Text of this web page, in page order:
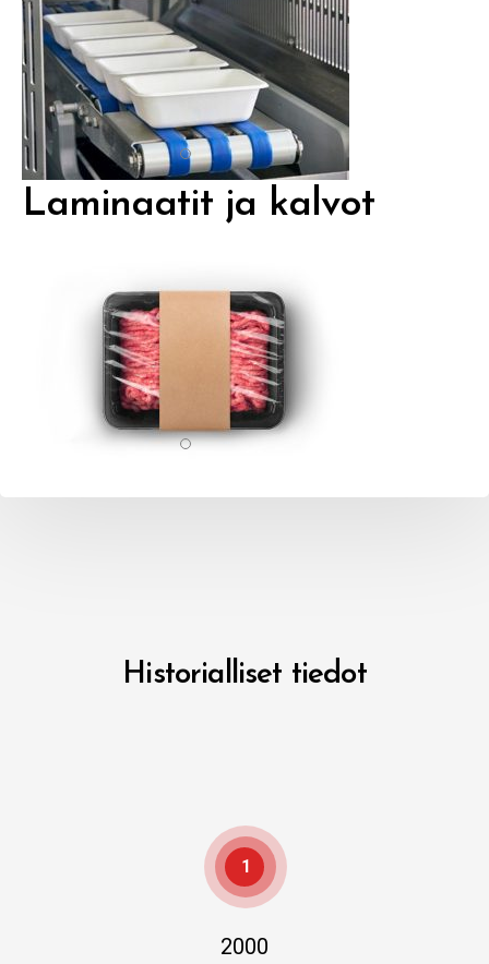
Laminaatit ja kalvot
Historialliset tiedot
1
2000